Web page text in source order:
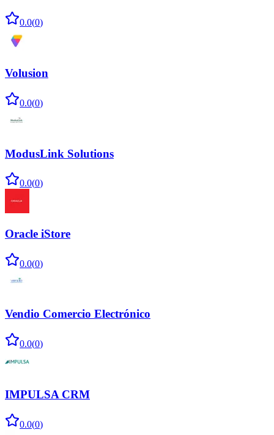
0.0(0)
Volusion
0.0(0)
ModusLink Solutions
0.0(0)
Oracle iStore
0.0(0)
Vendio Comercio Electrónico
0.0(0)
IMPULSA CRM
0.0(0)